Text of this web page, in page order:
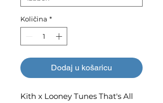
Količina *
Dodaj u košaricu
Kith x Looney Tunes That's All